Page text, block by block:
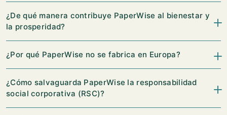
¿De qué manera contribuye PaperWise al bienestar y
la prosperidad?
¿Por qué PaperWise no se fabrica en Europa?
¿Cómo salvaguarda PaperWise la responsabilidad
social corporativa (RSC)?